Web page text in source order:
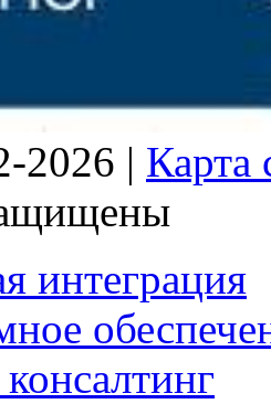
2026 | Карта
интеграция